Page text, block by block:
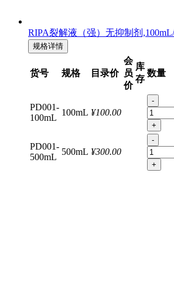
RIPA裂解液（强）无抑制剂
规格详情
货号 规格 目录价
会
员
价
库
存
数量
PD001-
100mL
100mL ¥100.00
-
+
PD001-
500mL
500mL ¥300.00
-
+